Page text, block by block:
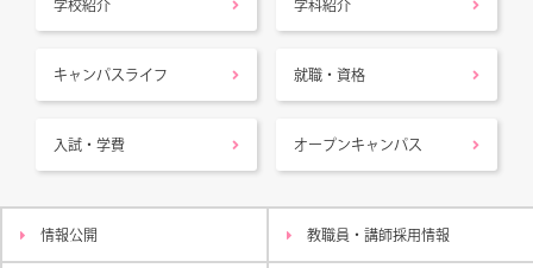
キャンパスライフ 就職・資格
入試・学費 オープンキャンパス
情報公開 教職員・講師採用情報